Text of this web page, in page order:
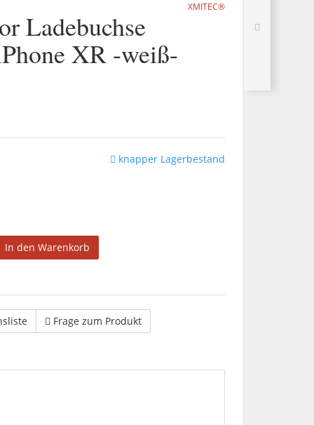
XMITEC®
Ladebuchse
XR -weiß-
knapper Lagerbestand
In den Warenkorb
Frage zum Produkt